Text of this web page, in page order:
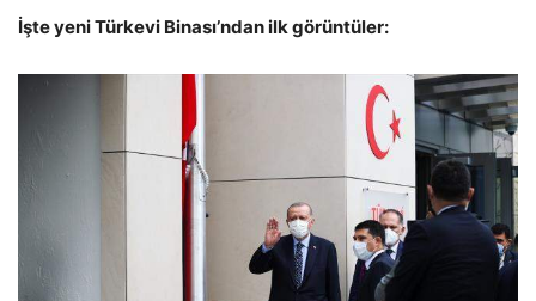
İşte yeni Türkevi Binası’ndan ilk görüntüler: